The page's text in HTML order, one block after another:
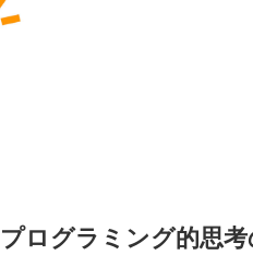
ログラミング的思